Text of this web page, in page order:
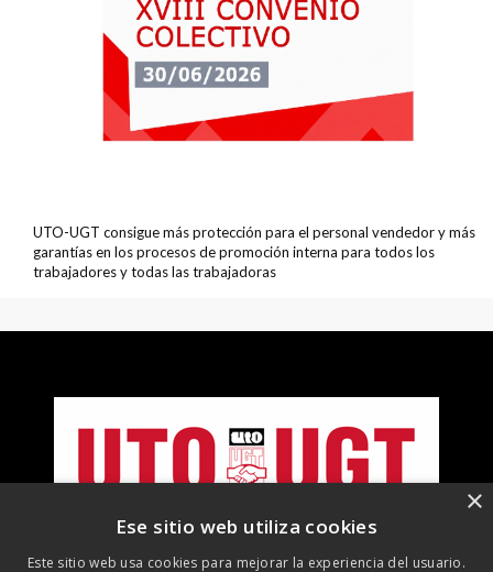
UTO-UGT consigue más protección para el personal vendedor y más
garantías en los procesos de promoción interna para todos los
trabajadores y todas las trabajadoras
×
Ese sitio web utiliza cookies
Este sitio web usa cookies para mejorar la experiencia del usuario.